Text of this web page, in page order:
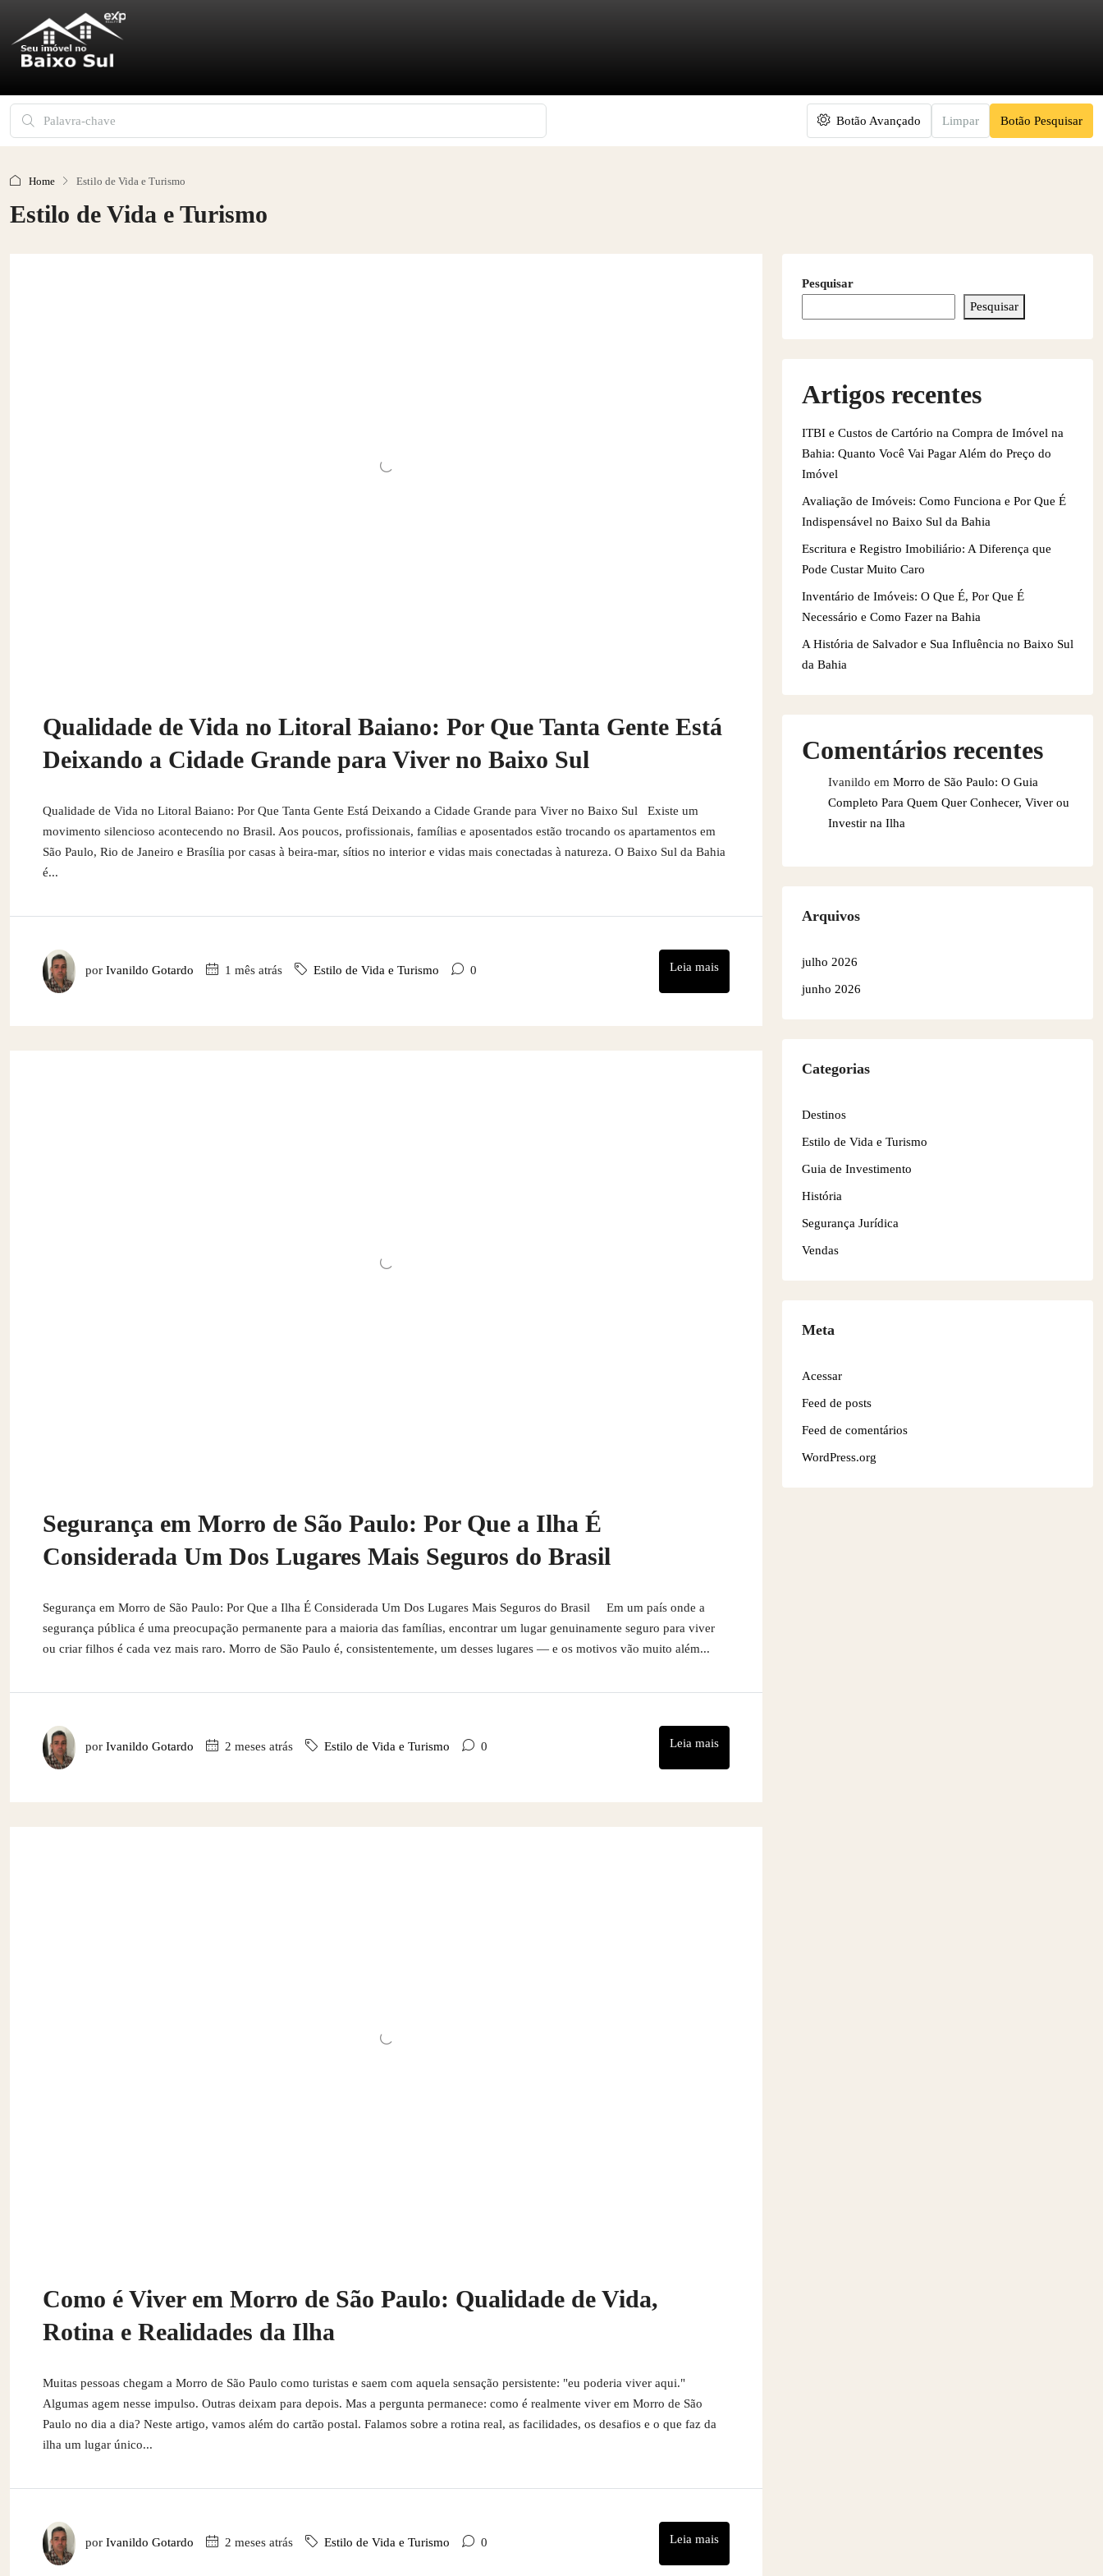
Botão Avançado Limpar Botão Pesquisar
Home Estilo de Vida e Turismo
Estilo de Vida e Turismo
Qualidade de Vida no Litoral Baiano: Por Que Tanta Gente Está
Deixando a Cidade Grande para Viver no Baixo Sul
Qualidade de Vida no Litoral Baiano: Por Que Tanta Gente Está Deixando a Cidade Grande para Viver no Baixo Sul Existe um
movimento silencioso acontecendo no Brasil. Aos poucos, profissionais, famílias e aposentados estão trocando os apartamentos em
São Paulo, Rio de Janeiro e Brasília por casas à beira-mar, sítios no interior e vidas mais conectadas à natureza. O Baixo Sul da Bahia
é...
por Ivanildo Gotardo 1 mês atrás Estilo de Vida e Turismo 0 Leia mais
Segurança em Morro de São Paulo: Por Que a Ilha É
Considerada Um Dos Lugares Mais Seguros do Brasil
Segurança em Morro de São Paulo: Por Que a Ilha É Considerada Um Dos Lugares Mais Seguros do Brasil Em um país onde a
segurança pública é uma preocupação permanente para a maioria das famílias, encontrar um lugar genuinamente seguro para viver
ou criar filhos é cada vez mais raro. Morro de São Paulo é, consistentemente, um desses lugares — e os motivos vão muito além...
por Ivanildo Gotardo 2 meses atrás Estilo de Vida e Turismo 0 Leia mais
Como é Viver em Morro de São Paulo: Qualidade de Vida,
Rotina e Realidades da Ilha
Muitas pessoas chegam a Morro de São Paulo como turistas e saem com aquela sensação persistente: "eu poderia viver aqui."
Algumas agem nesse impulso. Outras deixam para depois. Mas a pergunta permanece: como é realmente viver em Morro de São
Paulo no dia a dia? Neste artigo, vamos além do cartão postal. Falamos sobre a rotina real, as facilidades, os desafios e o que faz da
ilha um lugar único...
por Ivanildo Gotardo 2 meses atrás Estilo de Vida e Turismo 0 Leia mais
Pesquisar
Pesquisar
Artigos recentes
ITBI e Custos de Cartório na Compra de Imóvel na
Bahia: Quanto Você Vai Pagar Além do Preço do
Imóvel
Avaliação de Imóveis: Como Funciona e Por Que É
Indispensável no Baixo Sul da Bahia
Escritura e Registro Imobiliário: A Diferença que
Pode Custar Muito Caro
Inventário de Imóveis: O Que É, Por Que É
Necessário e Como Fazer na Bahia
A História de Salvador e Sua Influência no Baixo Sul
da Bahia
Comentários recentes
Ivanildo em Morro de São Paulo: O Guia
Completo Para Quem Quer Conhecer, Viver ou
Investir na Ilha
Arquivos
julho 2026
junho 2026
Categorias
Destinos
Estilo de Vida e Turismo
Guia de Investimento
História
Segurança Jurídica
Vendas
Meta
Acessar
Feed de posts
Feed de comentários
WordPress.org